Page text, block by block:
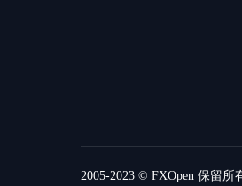
2005-2023 © FXOpen 保留